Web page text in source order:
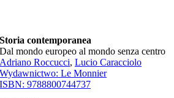
Storia contemporanea
Dal mondo europeo al mondo senza centro
Adriano Roccucci,Lucio Caracciolo
Wydawnictwo:Le Monnier
ISBN:9788800744737